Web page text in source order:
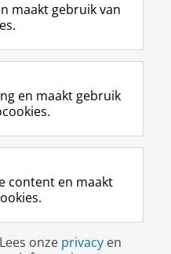
F
a
e
b
o
p
a
i
n
L
i
k
e
I
-
p
g
i
R
S
-
f
e
R
k
s
I
n
t
r
m
c
c
Y
o
T
e
k
a
a
maakt gebruik van
en maakt gebruik
content en maakt
onze privacy en